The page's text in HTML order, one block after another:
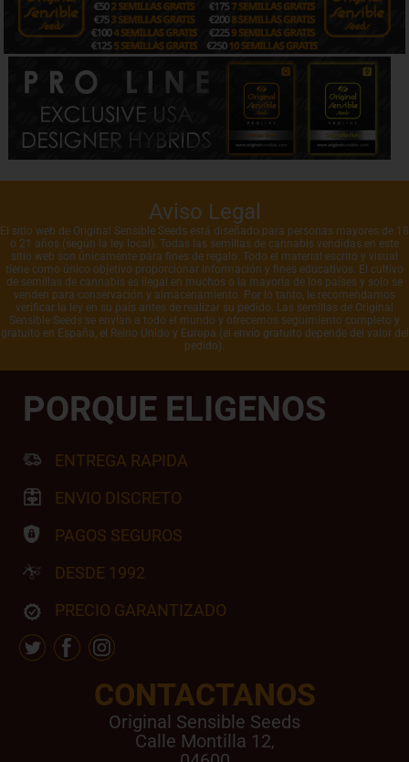
Aviso Legal
El sitio web de Original Sensible Seeds está diseñado para personas mayores de 18
o 21 años (según la ley local). Todas las semillas de cannabis vendidas en este
sitio web son únicamente para fines de regalo. Todo el material escrito y visual
tiene como único objetivo proporcionar información y fines educativos. El cultivo
de semillas de cannabis es ilegal en muchos o la mayoría de los países y solo se
venden para conservación y almacenamiento. Por lo tanto, le recomendamos
verificar la ley en su país antes de realizar su pedido. Las semillas de Original
Sensible Seeds se envían a todo el mundo y ofrecemos seguimiento completo y
gratuito en España, el Reino Unido y Europa (el envío gratuito depende del valor del
pedido).
CONTACTANOS
Original Sensible Seeds
Calle Montilla 12,
PORQUE ELIGENOS
ENTREGA RAPIDA
ENVIO DISCRETO
PAGOS SEGUROS
DESDE 1992
PRECIO GARANTIZADO